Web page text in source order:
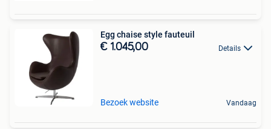
Egg chaise style fauteuil
€ 1.045,00 Details
Bezoek website Vandaag